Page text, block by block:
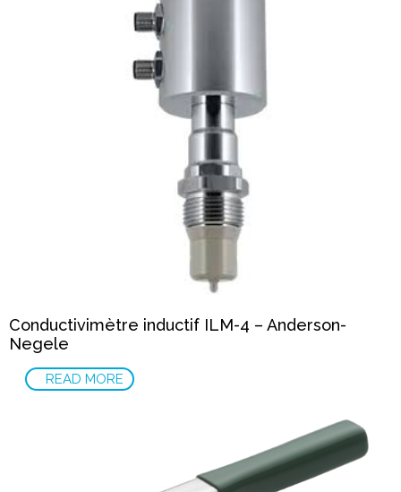
Conductivimètre inductif ILM-4 – Anderson-
Negele
READ MORE